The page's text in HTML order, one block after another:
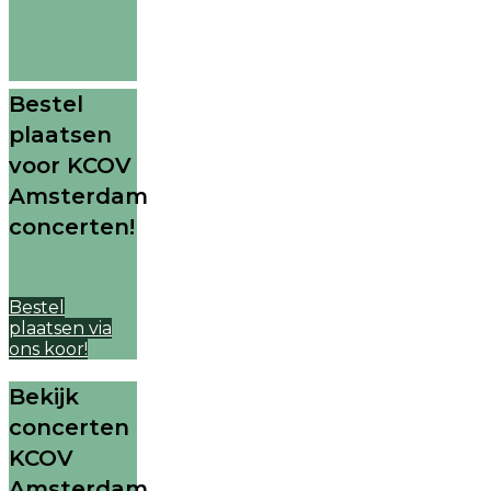
Bestel
plaatsen
voor KCOV
Amsterdam
concerten!
Bestel
plaatsen via
ons koor!
Bekijk
concerten
KCOV